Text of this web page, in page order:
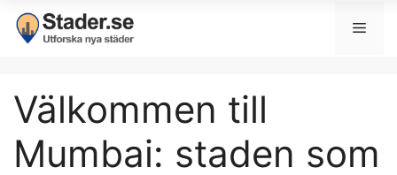
Välkommen till
Mumbai: staden som